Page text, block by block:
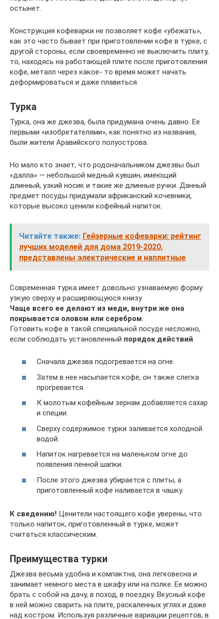
остынет.
Конструкция кофеварки не позволяет кофе «убежать»,
как это часто бывает при приготовлении кофе в турке, с
другой стороны, если своевременно не выключить плиту,
то, находясь на работающей плите после приготовления
кофе, металл через какое- то время может начать
деформироваться и даже плавиться.
Турка
Турка, она же джезва, была придумана очень давно. Ее
первыми «изобретателями», как понятно из названия,
были жители Аравийского полуострова.
Но мало кто знает, что родоначальником джезвы был
«далла» — небольшой медный кувшин, имеющий
длинный, узкий носик и такие же длинные ручки. Данный
предмет посуды придумали африканский кочевники,
которые высоко ценили кофейный напиток.
Читайте также: Гейзерные кофеварки: рейтинг
лучших моделей для дома 2019-2020,
представлены электрические и наплитные
Современная турка имеет довольно узнаваемую форму:
узкую сверху и расширяющуюся книзу.
Чаще всего ее делают из меди, внутри же она
покрывается оловом или серебром
Готовить кофе в такой специальной посуде несложно,
если соблюдать установленный порядок действий
Сначала джезва подогревается на огне.
Затем в нее насыпается кофе, он также слегка
прогревается.
К молотым кофейным зернам добавляется сахар
и специи.
Сверху содержимое турки заливается холодной
водой.
Напиток нагревается на маленьком огне до
появления пенной шапки.
После этого джезва убирается с плиты, а
приготовленный кофе наливается в чашку.
К сведению! Ценители настоящего кофе уверены, что
только напиток, приготовленный в турке, может
считаться классическим.
Преимущества турки
Джезва весьма удобна и компактна, она легковесна и
занимает немного места в шкафу или на полке. Ее можно
брать с собой на дачу, в поход, в поездку. Вкусный кофе
в ней можно сварить на плите, раскаленных углях и даже
над костром. Используя различные вариации рецептов, в